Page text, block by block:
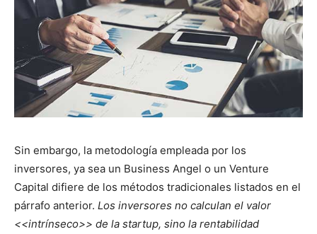
Sin embargo, la metodología empleada por los
inversores, ya sea un Business Angel o un Venture
Capital difiere de los métodos tradicionales listados en el
párrafo anterior. Los inversores no calculan el valor
<<intrínseco>> de la startup, sino la rentabilidad